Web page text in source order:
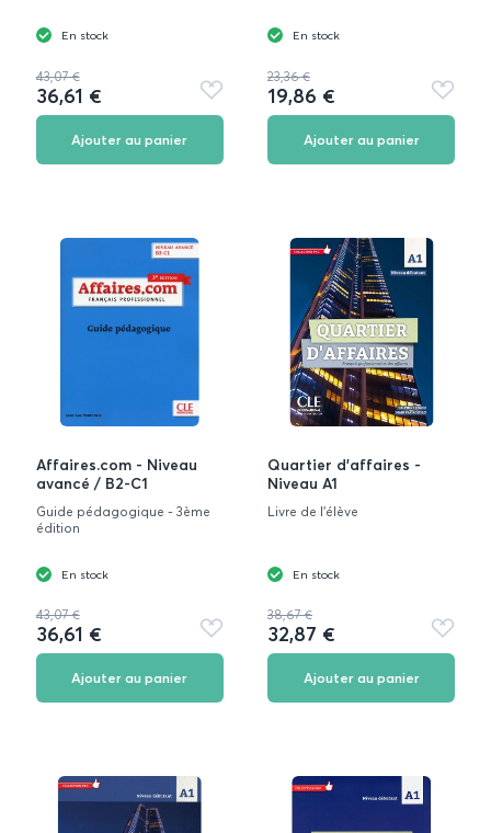
En stock
43,07 €
36,61 €
Ajouter
aux
Ajouter au panier
En stock
23,36 €
19,86 €
Ajouter
aux
Ajouter au panier
Affaires.com - Niveau
avancé / B2-C1
Guide pédagogique - 3ème
édition
En stock
43,07 €
36,61 €
Ajouter
aux
Ajouter au panier
Quartier d'affaires -
Niveau A1
Livre de l'élève
En stock
38,67 €
32,87 €
Ajouter
aux
Ajouter au panier